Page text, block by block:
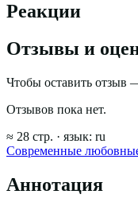
Реакции
Отзывы и
Чтобы оставить отзыв
Отзывов пока нет.
≈ 28 стр. · язык: ru
Современные
Аннотация